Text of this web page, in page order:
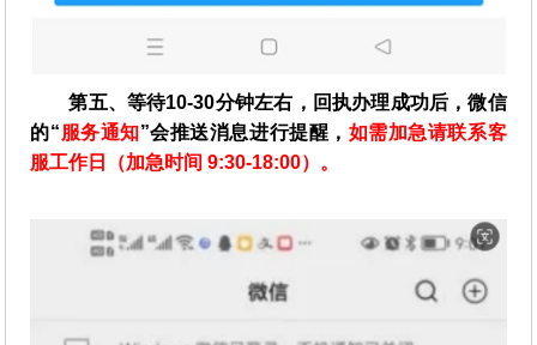
第五、等待10-30分钟左右，回执办理成功后，微信
的“服务通知”会推送消息进行提醒， 如需加急请联系客
服工作日（加急时间 9:30-18:00）。